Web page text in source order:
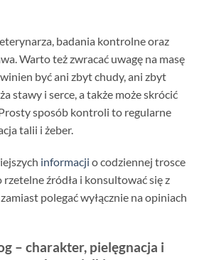
badania kontrolne oraz
Warto też zwracać uwagę na masę
być ani zbyt chudy, ani zbyt
stawy i serce, a także może skrócić
sposób kontroli to regularne
talii i żeber.
informacji o codziennej trosce
rzetelne źródła i konsultować się z
zamiast polegać wyłącznie na opiniach
– charakter, pielęgnacja i